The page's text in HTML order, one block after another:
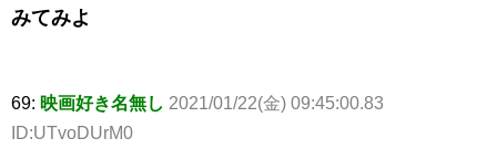
みてみよ
69: 映画好き名無し 2021/01/22(金) 09:45:00.83
ID:UTvoDUrM0